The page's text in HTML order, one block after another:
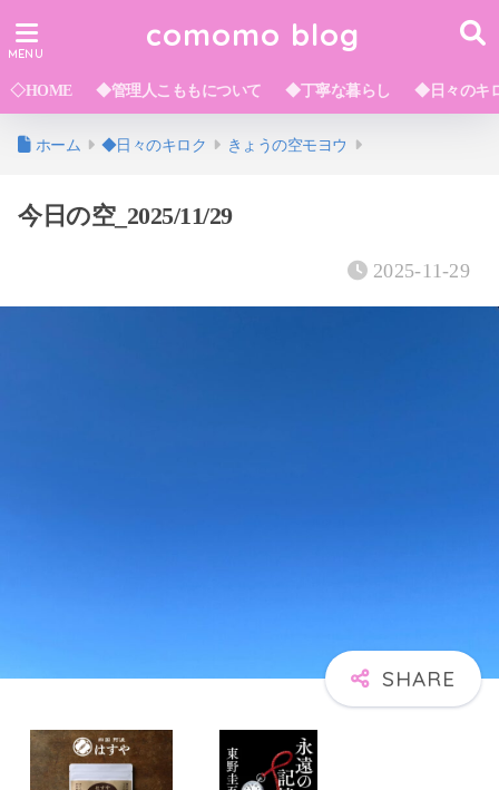
comomo blog
◇HOME ◆管理人こももについて ◆丁寧な暮らし ◆日々のキ
ホーム ◆日々のキロク きょうの空モヨウ
今日の空_2025/11/29
2025-11-29